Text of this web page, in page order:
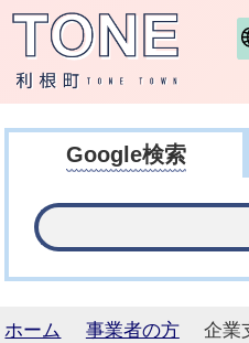
Google検索
ホーム 事業者の方 企業